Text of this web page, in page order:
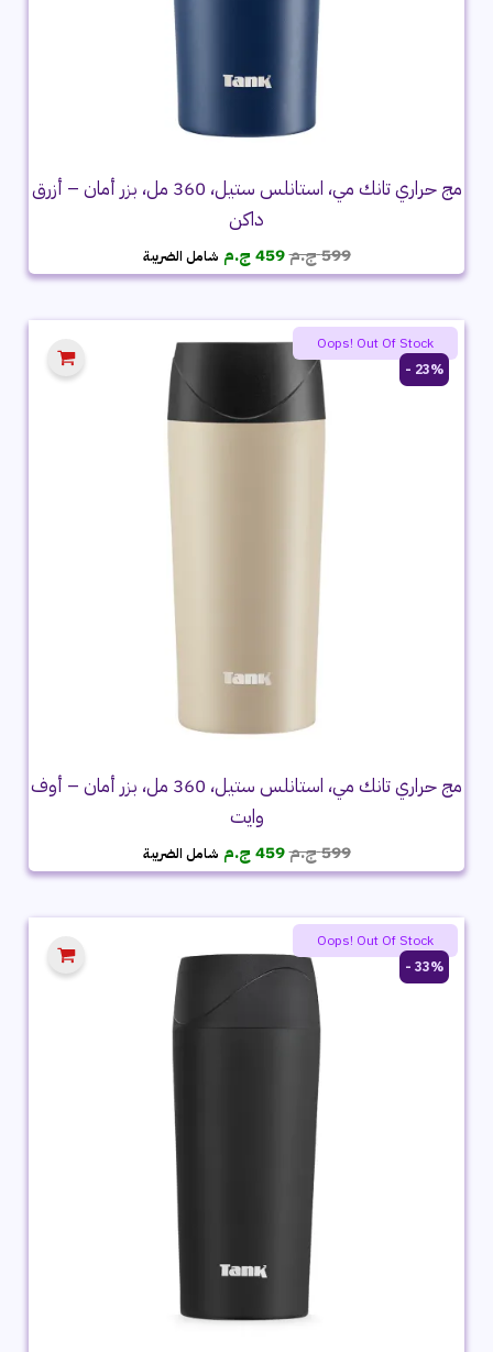
مج حراري تانك مي، استانلس ستيل، 360 مل، بزر أمان – أزرق
داكن
599ج.مالسعر
الأصلي
599 ج.م.
459 ج.م السعر
الحالي
459 ج.م.
شامل الضريبة
23% -
مج حراري تانك مي، استانلس ستيل، 360 مل، بزر أمان – أوف
وايت
599ج.مالسعر
الأصلي
599 ج.م.
459 ج.م السعر
الحالي
459 ج.م.
شامل الضريبة
Oops! Out Of Stock
33% -
Oops! Out Of Stock